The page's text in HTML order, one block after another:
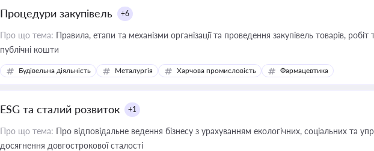
Процедури закупівель +6
Про що тема: Правила, етапи та механізми організації та проведення закупівель товарів,
публічні кошти
Будівельна діяльність Металургія Харчова промисловість Фармацевтика
ESG та сталий розвиток +1
Про що тема: Про відповідальне ведення бізнесу з урахуванням екологічних, соціальних та
досягнення довгострокової сталості